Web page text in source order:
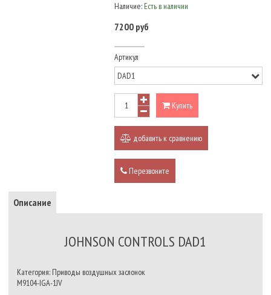
Наличие: Есть в наличии
7200 руб
Артикул
Купить
добавить к сравнению
Перезвоните
Описание
JOHNSON CONTROLS DAD1
Категория: Приводы воздушных заслонок
M9104-IGA-1JV